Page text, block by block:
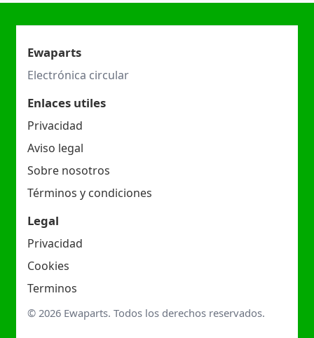
Ewaparts
Electrónica circular
Enlaces utiles
Privacidad
Aviso legal
Sobre nosotros
Términos y condiciones
Legal
Privacidad
Cookies
Terminos
© 2026 Ewaparts. Todos los derechos reservados.